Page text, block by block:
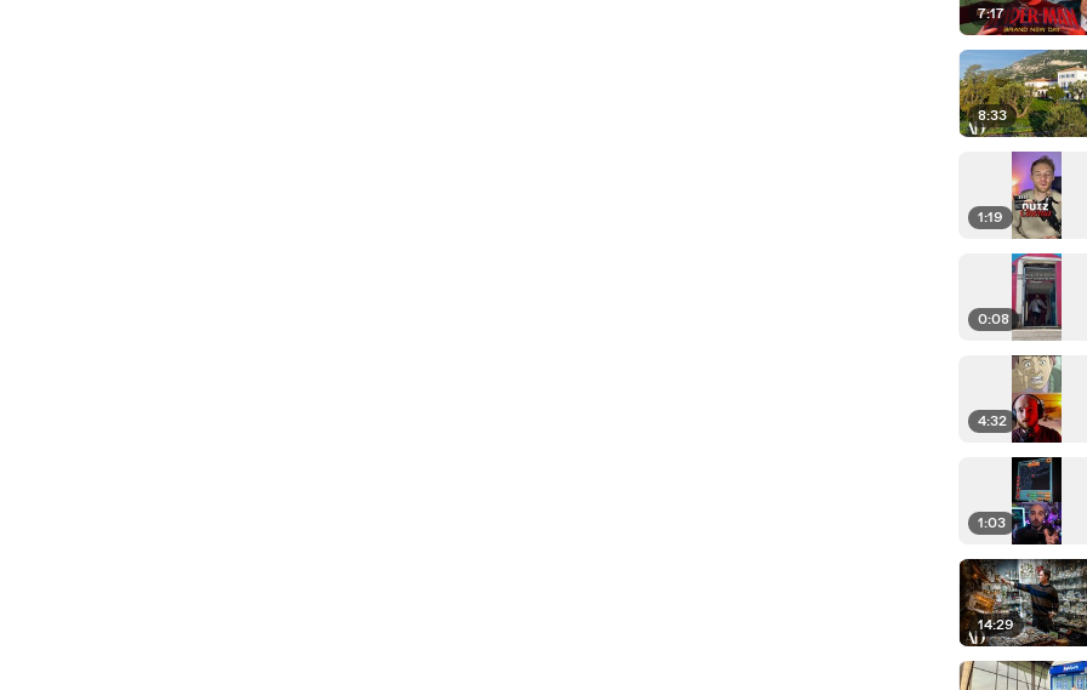
7:17
8:33
1:19
0:08
4:32
1:03
14:29